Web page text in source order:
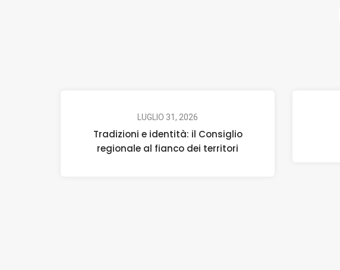
LUGLIO 31, 2026
Tradizioni e identità: il Consiglio
regionale al fianco dei territori